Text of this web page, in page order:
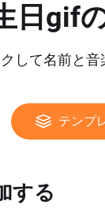
日gif
して名前と
テンプ
する